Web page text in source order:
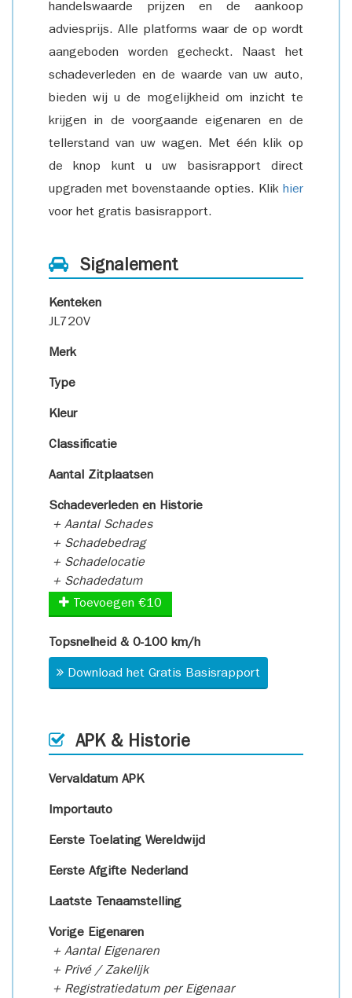
handelswaarde prijzen en de aankoop
adviesprijs. Alle platforms waar de op wordt
aangeboden worden gecheckt. Naast het
schadeverleden en de waarde van uw auto,
bieden wij u de mogelijkheid om inzicht te
krijgen in de voorgaande eigenaren en de
tellerstand van uw wagen. Met één klik op
de knop kunt u uw basisrapport direct
upgraden met bovenstaande opties. Klik hier
voor het gratis basisrapport.
Signalement
Kenteken
JL720V
Merk
Type
Kleur
Classificatie
Aantal Zitplaatsen
Schadeverleden en Historie
+ Aantal Schades
+ Schadebedrag
+ Schadelocatie
+ Schadedatum
Toevoegen €10
Topsnelheid & 0-100 km/h
Download het Gratis Basisrapport
APK & Historie
Vervaldatum APK
Importauto
Eerste Toelating Wereldwijd
Eerste Afgifte Nederland
Laatste Tenaamstelling
Vorige Eigenaren
+ Aantal Eigenaren
+ Privé / Zakelijk
+ Registratiedatum per Eigenaar